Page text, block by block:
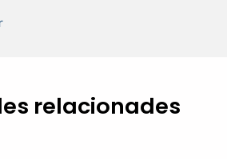
relacionades